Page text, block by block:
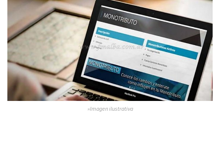
»Imagen ilustrativa